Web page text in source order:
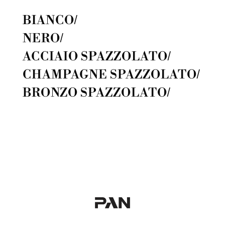
BIANCO/
NERO/
ACCIAIO SPAZZOLATO/
CHAMPAGNE SPAZZOLATO/
BRONZO SPAZZOLATO/